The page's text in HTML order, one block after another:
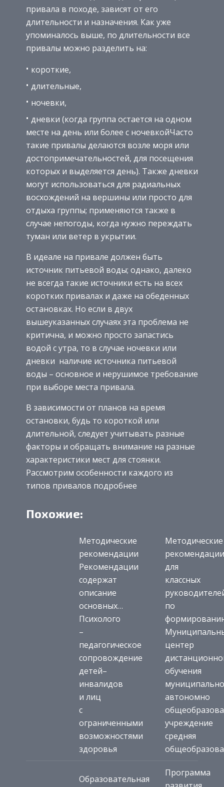
привала в походе, зависят от его
длительности и назначения. Как уже
упоминалось выше, по длительности все
привалы можно разделить на:
короткие,
длительные,
ночевки,
дневки (когда группа остается на одном
месте на день или более с ночевкойЧасто
такие привалы делаются возле моря или
достопримечательностей, для посещения
которых и выделяется день). Также дневки
могут использоваться для радиальных
восхождений на вершины или просто для
отдыха группы; применяются также в
случае непогоды, когда нужно переждать
туман или ветер в укрытии.
В идеале на привале должен быть
источник питьевой воды; однако, далеко
не всегда такие источники есть на всех
коротких привалах и даже на обеденных
остановках. Но если в двух
вышеуказанных случаях эта проблема не
критична, и можно просто запастись
водой с утра, то в случае ночевки или
дневки наличие источника питьевой
воды – основное и нерушимое требование
при выборе места привала.
В зависимости от планов на время
остановки, будь то короткой или
длительной, следует учитывать разные
факторы и обращать внимание на разные
характеристики мест для стоянки.
Рассмотрим особенности каждого из
типов привалов подробнее
Похожие:
Методические
рекомендации
Рекомендации
содержат
описание
основных…
Психолого
–
педагогическое
сопровождение
детей–
инвалидов
и лиц
с
ограниченными
возможностями
здоровья
Методические
рекомендации
для
классных
по
центер
обучения
автономно
учреждение
средняя
Образовательная
Программа